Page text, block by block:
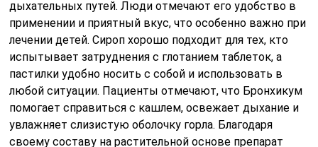
дыхательных путей. Люди отмечают его удобство в
применении и приятный вкус, что особенно важно при
лечении детей. Сироп хорошо подходит для тех, кто
испытывает затруднения с глотанием таблеток, а
пастилки удобно носить с собой и использовать в
любой ситуации. Пациенты отмечают, что Бронхикум
помогает справиться с кашлем, освежает дыхание и
увлажняет слизистую оболочку горла. Благодаря
своему составу на растительной основе препарат